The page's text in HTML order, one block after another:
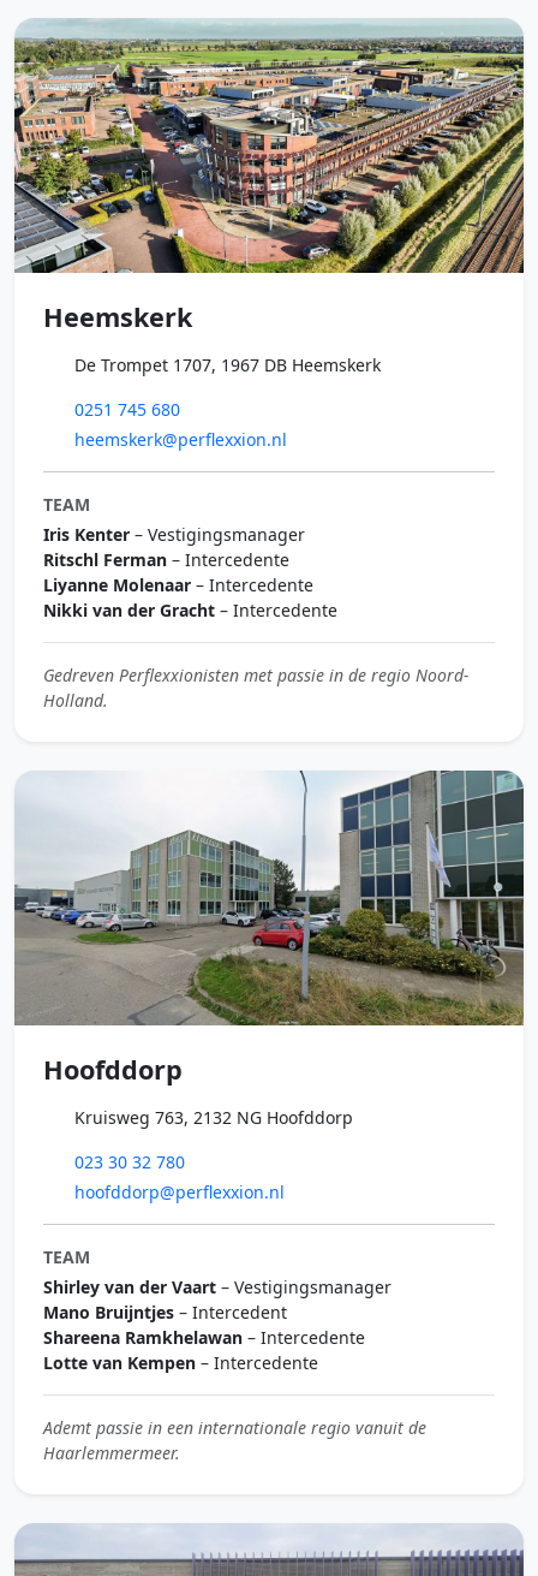
Heemskerk
De Trompet 1707, 1967 DB Heemskerk
0251 745 680
heemskerk@perflexxion.nl
TEAM
Iris Kenter – Vestigingsmanager
Ritschl Ferman – Intercedente
Liyanne Molenaar – Intercedente
Nikki van der Gracht – Intercedente
Gedreven Perflexxionisten met passie in de regio Noord-
Holland.
Hoofddorp
Kruisweg 763, 2132 NG Hoofddorp
023 30 32 780
hoofddorp@perflexxion.nl
TEAM
Shirley van der Vaart – Vestigingsmanager
Mano Bruijntjes – Intercedent
Shareena Ramkhelawan – Intercedente
Lotte van Kempen – Intercedente
Ademt passie in een internationale regio vanuit de
Haarlemmermeer.